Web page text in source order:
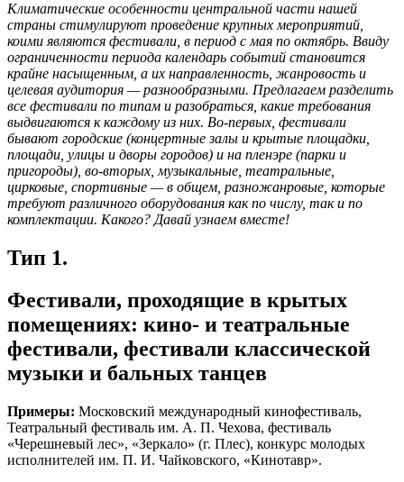
Климатические особенности центральной части нашей
страны стимулируют проведение крупных мероприятий,
коими являются фестивали, в период с мая по октябрь. Ввиду
ограниченности периода календарь событий становится
крайне насыщенным, а их направленность, жанровость и
целевая аудитория — разнообразными. Предлагаем разделить
все фестивали по типам и разобраться, какие требования
выдвигаются к каждому из них. Во-первых, фестивали
бывают городские (концертные залы и крытые площадки,
площади, улицы и дворы городов) и на пленэре (парки и
пригороды), во-вторых, музыкальные, театральные,
цирковые, спортивные — в общем, разножанровые, которые
требуют различного оборудования как по числу, так и по
комплектации. Какого? Давай узнаем вместе!
Тип 1.
Фестивали, проходящие в крытых
помещениях: кино- и театральные
фестивали, фестивали классической
музыки и бальных танцев
Примеры: Московский международный кинофестиваль,
Театральный фестиваль им. А. П. Чехова, фестиваль
«Черешневый лес», «Зеркало» (г. Плес), конкурс молодых
исполнителей им. П. И. Чайковского, «Кинотавр».